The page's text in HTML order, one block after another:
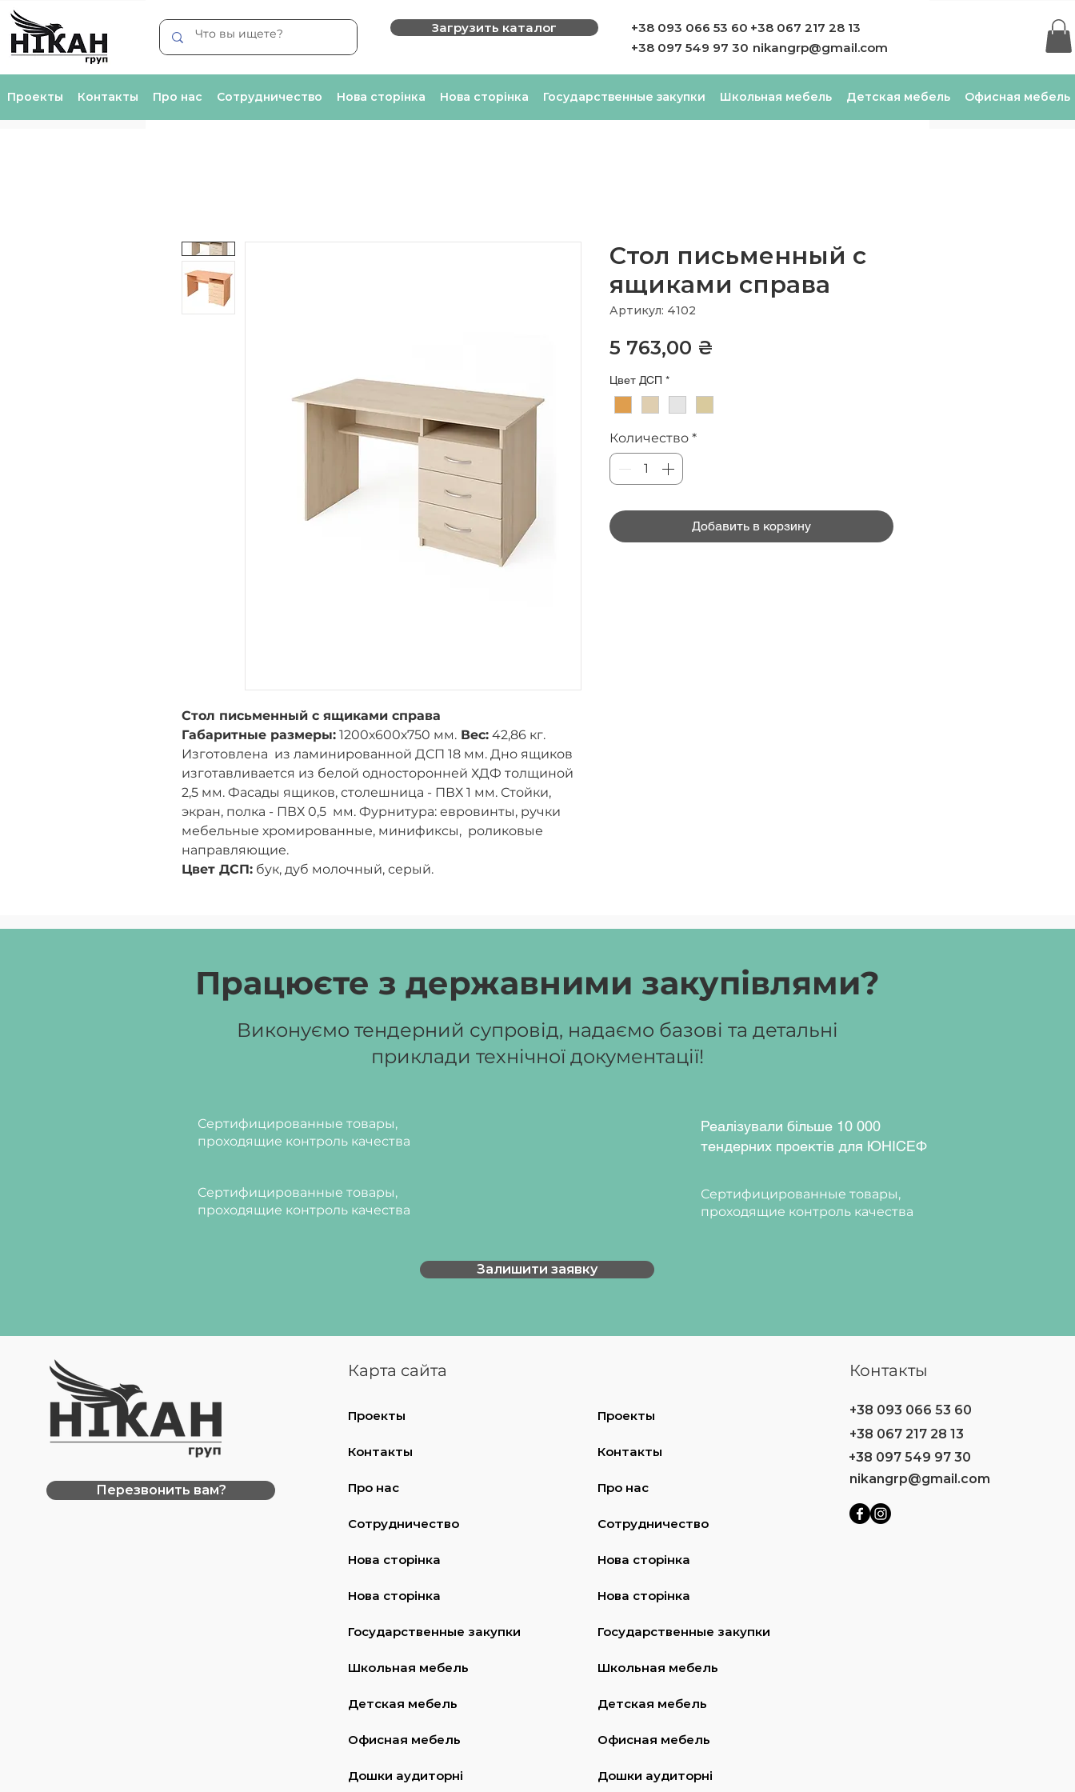
Загрузить каталог
+38 093 066 53 60
+38 097 549 97 30
+38 067 217 28 13
nikangrp@gmail.com
Проекты Контакты Про нас Сотрудничество Нова сторінка Нова сторінка Государственные закупки Школьная мебель Детская мебель Офисная мебель
Стол письменный с ящиками справа
Габаритные размеры: 1200х600х750 мм. Вес: 42,86 кг.
Изготовлена из ламинированной ДСП 18 мм. Дно ящиков
изготавливается из белой односторонней ХДФ толщиной
2,5 мм. Фасады ящиков, столешница - ПВХ 1 мм. Стойки,
экран, полка - ПВХ 0,5 мм. Фурнитура: евровинты, ручки
мебельные хромированные, минификсы, роликовые
направляющие.
Цвет ДСП: бук, дуб молочный, серый.
Стол письменный с
ящиками справа
Артикул: 4102
5 763,00 ₴
Цвет ДСП *
Количество *
Добавить в корзину
Працюєте з державними закупівлями?
Виконуємо тендерний супровід, надаємо базові та детальні
приклади технічної документації!
Сертифицированные товары,
проходящие контроль качества
Сертифицированные товары,
проходящие контроль качества
Реалізували більше 10 000
тендерних проектів для ЮНІСЕФ
Сертифицированные товары,
проходящие контроль качества
Залишити заявку
Перезвонить вам?
Карта сайта
Проекты
Контакты
Про нас
Сотрудничество
Нова сторінка
Нова сторінка
Государственные закупки
Школьная мебель
Детская мебель
Офисная мебель
Дошки аудиторні
Проекты
Контакты
Про нас
Сотрудничество
Нова сторінка
Нова сторінка
Государственные закупки
Школьная мебель
Детская мебель
Офисная мебель
Дошки аудиторні
Контакты
+38 093 066 53 60
+38 067 217 28 13
nikangrp@gmail.com
+38 097 549 97 30